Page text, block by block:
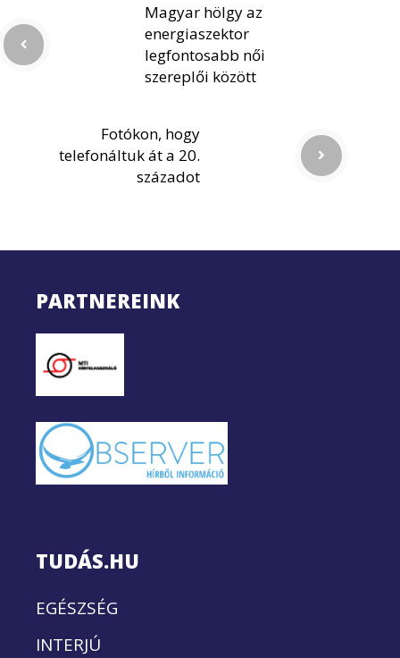
Magyar hölgy az
energiaszektor
legfontosabb női
szereplői között
Fotókon, hogy
telefonáltuk át a 20.
századot
PARTNEREINK
TUDÁS.HU
EGÉSZSÉG
INTERJÚ